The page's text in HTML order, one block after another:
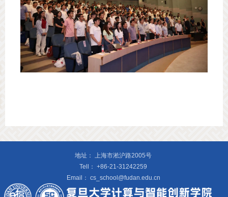
地址： 上海市淞沪路2005号
Tell： +86-21-31242259
Email： cs_school@fudan.edu.cn